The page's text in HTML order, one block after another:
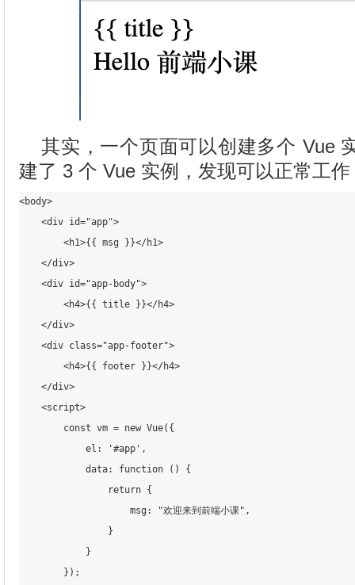
其实，一个页面可以创建多个 Vue
建了 3 个 Vue 实例，发现可以正常工作
<body>
    <div id="app">
        <h1>{
{ msg }}</h1>
    </div>
    <div id="app-body">
        <h4>{
{ title }}</h4>
    </div>
    <div class="app-footer">
        <h4>{
{ footer }}</h4>
    </div>
    <script>
        const vm = new Vue({
            el: '#app',
            data: function () {
                return {
                    msg: "欢迎来到前端小课",
                }
            }
        });